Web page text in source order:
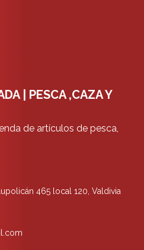
| PESCA ,CAZA Y
de artículos de pesca,
465 local 120, Valdivia